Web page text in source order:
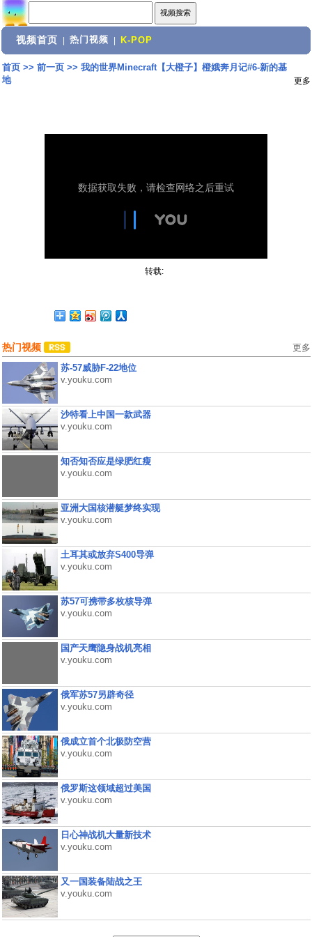
视频首页 热门视频 K-POP
首页>> 前一页>> 我的世界Minecraft【大橙子】橙娥奔月记#6-新的基
地
更多
转载:
热门视频 更多
苏-57威胁F-22地位
v.youku.com
沙特看上中国一款武器
v.youku.com
知否知否应是绿肥红瘦
v.youku.com
亚洲大国核潜艇梦终实现
v.youku.com
土耳其或放弃S400导弹
v.youku.com
苏57可携带多枚核导弹
v.youku.com
国产天鹰隐身战机亮相
v.youku.com
俄军苏57另辟奇径
v.youku.com
俄成立首个北极防空营
v.youku.com
俄罗斯这领域超过美国
v.youku.com
日心神战机大量新技术
v.youku.com
又一国装备陆战之王
v.youku.com